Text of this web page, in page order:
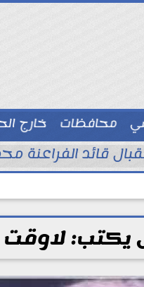
محافظات خارج
قائد الفراعنة
لاوقت